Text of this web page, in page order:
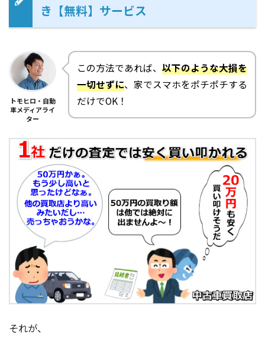
き【無料】サービス
トモヒロ・自動
車メディアライ
ター
この方法であれば、 以下のような大損を
一切せずに、家でスマホをポチポチする
だけでOK！
それが、